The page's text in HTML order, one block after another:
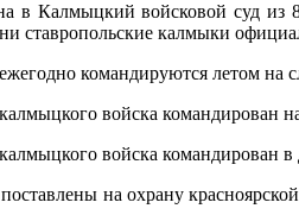
в Калмыцкий войсковой суд из
ставропольские калмыки
командируются летом
войска командирован
войска
на охрану